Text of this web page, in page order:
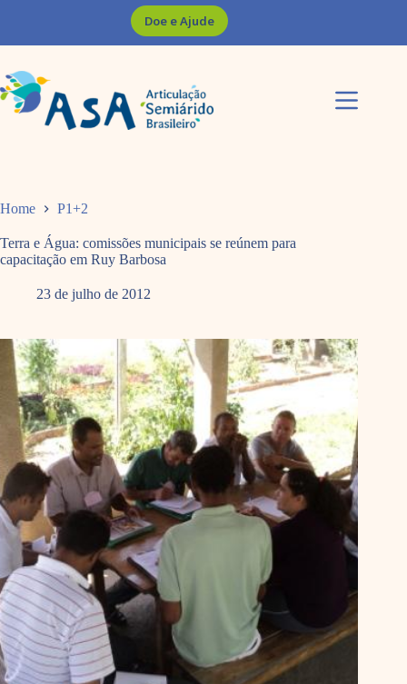
Doe e Ajude
Home P1+2
Terra e Água: comissões municipais se reúnem para
capacitação em Ruy Barbosa
23 de julho de 2012